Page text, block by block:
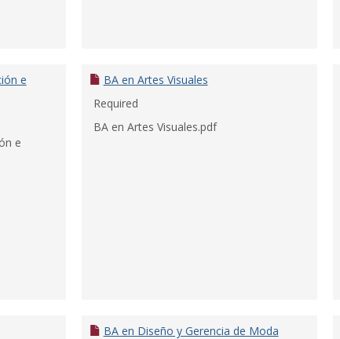
e
e
BA en Artes Visuales
Required
BA en Artes Visuales.pdf
BA en Diseño y Gerencia de Moda